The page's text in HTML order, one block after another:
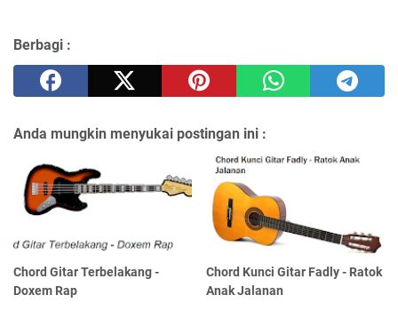
Berbagi :
Anda mungkin menyukai postingan ini :
Chord Gitar Terbelakang -
Doxem Rap
Chord Kunci Gitar Fadly - Ratok
Anak Jalanan